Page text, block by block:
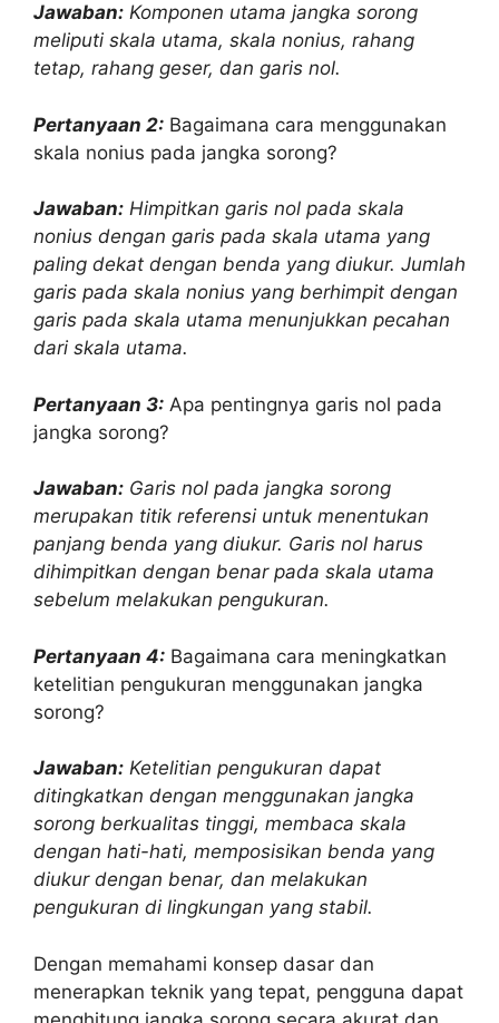
Jawaban: Komponen utama jangka sorong
meliputi skala utama, skala nonius, rahang
tetap, rahang geser, dan garis nol.
Pertanyaan 2: Bagaimana cara menggunakan
skala nonius pada jangka sorong?
Jawaban: Himpitkan garis nol pada skala
nonius dengan garis pada skala utama yang
paling dekat dengan benda yang diukur. Jumlah
garis pada skala nonius yang berhimpit dengan
garis pada skala utama menunjukkan pecahan
dari skala utama.
Pertanyaan 3: Apa pentingnya garis nol pada
jangka sorong?
Jawaban: Garis nol pada jangka sorong
merupakan titik referensi untuk menentukan
panjang benda yang diukur. Garis nol harus
dihimpitkan dengan benar pada skala utama
sebelum melakukan pengukuran.
Pertanyaan 4: Bagaimana cara meningkatkan
ketelitian pengukuran menggunakan jangka
sorong?
Jawaban: Ketelitian pengukuran dapat
ditingkatkan dengan menggunakan jangka
sorong berkualitas tinggi, membaca skala
dengan hati-hati, memposisikan benda yang
diukur dengan benar, dan melakukan
pengukuran di lingkungan yang stabil.
Dengan memahami konsep dasar dan
menerapkan teknik yang tepat, pengguna dapat